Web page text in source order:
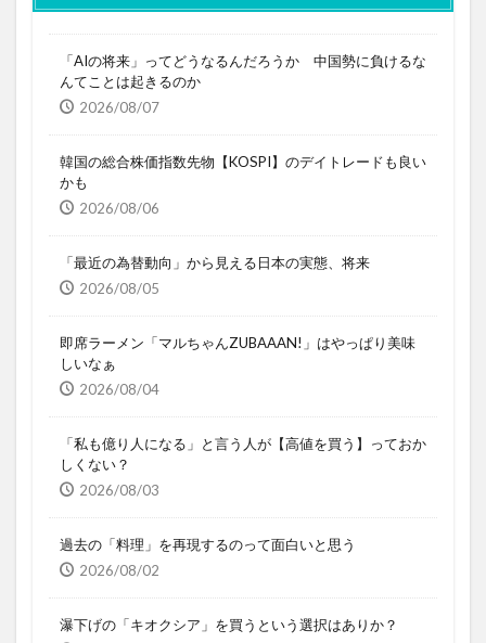
「AIの将来」ってどうなるんだろうか 中国勢に負けるな
んてことは起きるのか
2026/08/07
韓国の総合株価指数先物【KOSPI】のデイトレードも良い
かも
2026/08/06
「最近の為替動向」から見える日本の実態、将来
2026/08/05
即席ラーメン「マルちゃんZUBAAAN!」はやっぱり美味
しいなぁ
2026/08/04
「私も億り人になる」と言う人が【高値を買う】っておか
しくない？
2026/08/03
過去の「料理」を再現するのって面白いと思う
2026/08/02
瀑下げの「キオクシア」を買うという選択はありか？